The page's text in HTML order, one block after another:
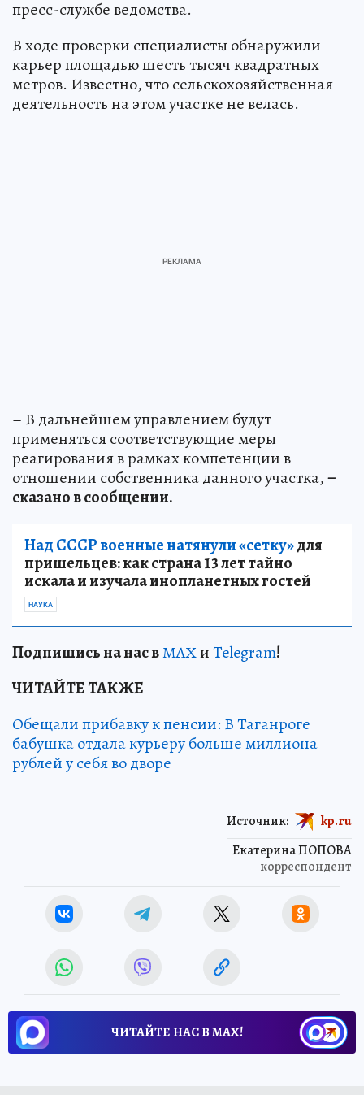
пресс-службе ведомства.
В ходе проверки специалисты обнаружили
карьер площадью шесть тысяч квадратных
метров. Известно, что сельскохозяйственная
деятельность на этом участке не велась.
– В дальнейшем управлением будут
применяться соответствующие меры
реагирования в рамках компетенции в
отношении собственника данного участка,–
сказано в сообщении.
Над СССР военные натянули «сетку»для
пришельцев: как страна 13 лет тайно
искала и изучала инопланетных гостей
НАУКА
Подпишись на нас вМАХиTelegram!
ЧИТАЙТЕ ТАКЖЕ
Обещали прибавку к пенсии: В Таганроге
бабушка отдала курьеру больше миллиона
рублей у себя во дворе
Екатерина ПОПОВА
корреспондент
Источник: kp.ru
ЧИТАЙТЕ НАС В МАХ!